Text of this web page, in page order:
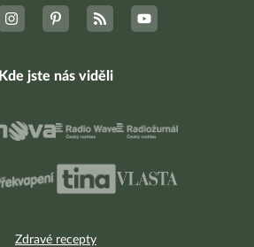
Zdravé recepty
Kde jste nás viděli